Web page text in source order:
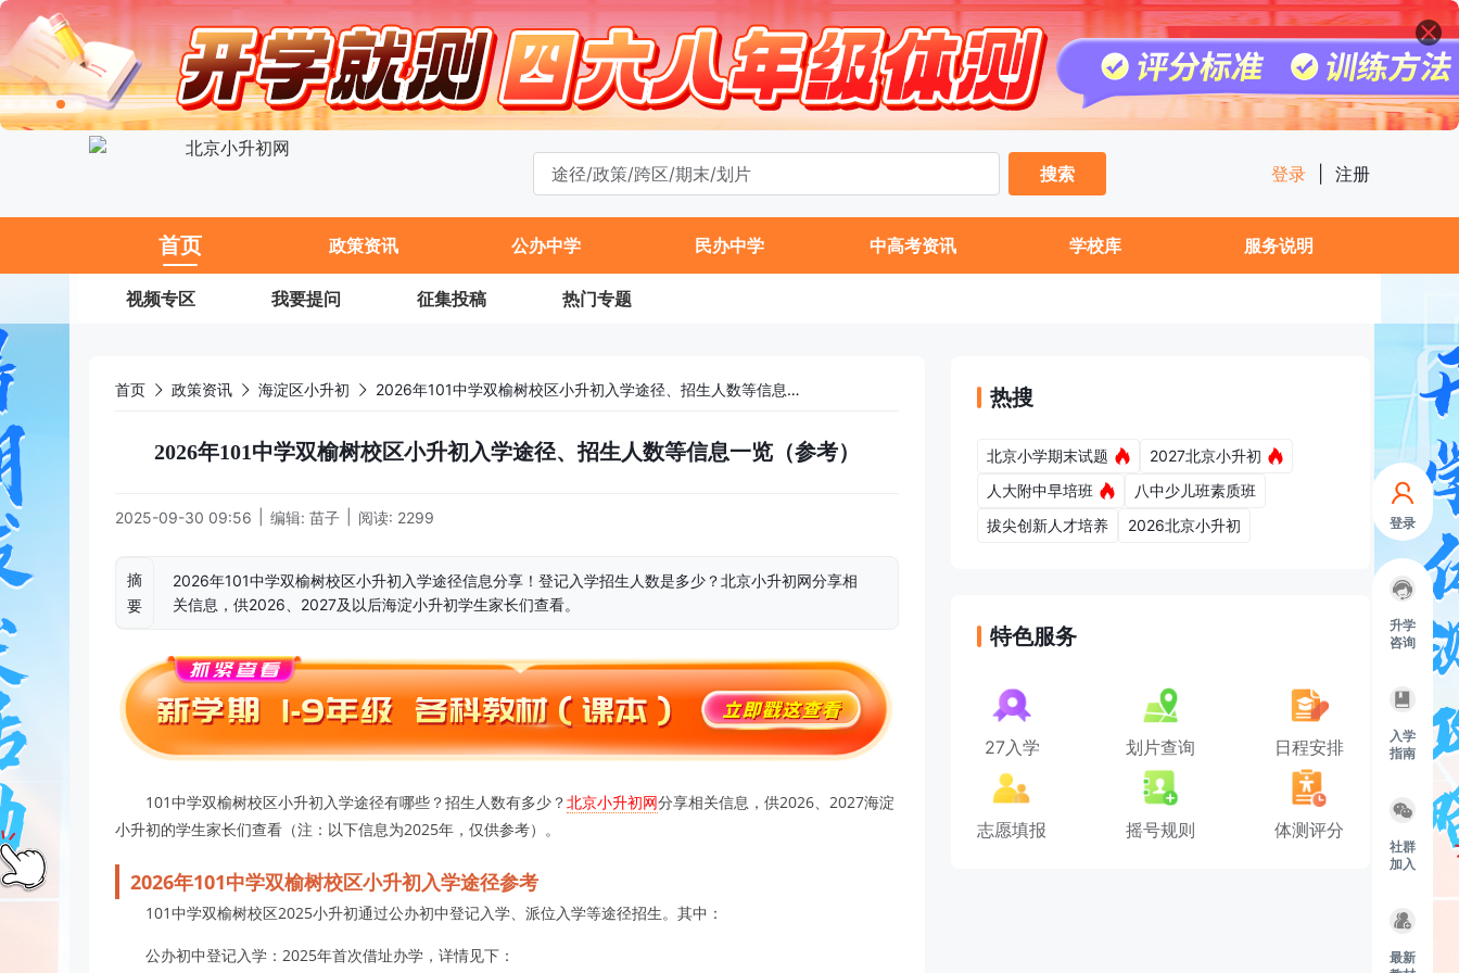
登录
升学
咨询
入学
指南
社群
加入
最新
搜索
登录 注册
首页 政策资讯 公办中学 民办中学 中高考资讯 学校库 服务说明
视频专区 我要提问 征集投稿 热门专题
首页 政策资讯 海淀区小升初 2026年101中学双榆树校区小升初入学途径、招生人数等信息一览（参考）
2026年101中学双榆树校区小升初入学途径、招生人数等信息一览（参考）
2025-09-30 09:56 编辑: 苗子 阅读: 2299
摘
要
2026年101中学双榆树校区小升初入学途径信息分享！登记入学招生人数是多少？北京小升初网分享相
关信息，供2026、2027及以后海淀小升初学生家长们查看。
101中学双榆树校区小升初入学途径有哪些？招生人数有多少？北京小升初网分享相关信息，供2026、2027海淀
小升初的学生家长们查看（注：以下信息为2025年，仅供参考）。
2026年101中学双榆树校区小升初入学途径参考
101中学双榆树校区2025小升初通过公办初中登记入学、派位入学等途径招生。其中：
公办初中登记入学：2025年首次借址办学，详情见下：
热搜
北京小学期末试题
2027北京小升初
人大附中早培班
八中少儿班素质班
拔尖创新人才培养
2026北京小升初
特色服务
27入学 划片查询 日程安排
志愿填报 摇号规则 体测评分